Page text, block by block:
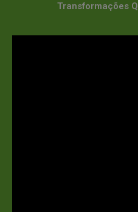
Transformações